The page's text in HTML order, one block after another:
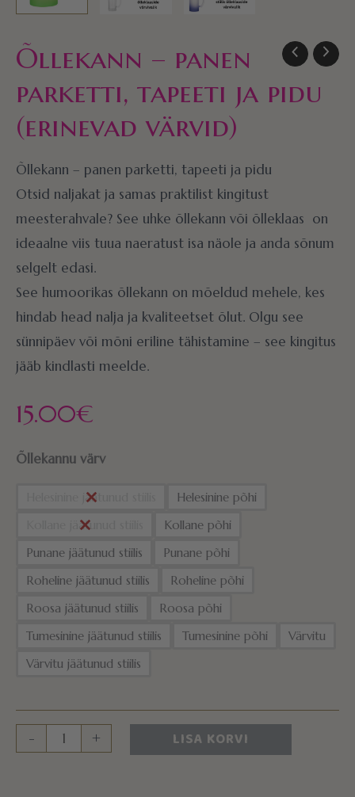
Õllekann – panen
parketti, tapeeti ja pidu
(erinevad värvid)
Õllekann – panen parketti, tapeeti ja pidu
Otsid naljakat ja samas praktilist kingitust
meesterahvale? See uhke õllekann või õlleklaas on
ideaalne viis tuua naeratust isa näole ja anda sõnum
selgelt edasi.
See humoorikas õllekann on mõeldud mehele, kes
hindab head nalja ja kvaliteetset õlut. Olgu see
sünnipäev või mõni eriline tähistamine – see kingitus
jääb kindlasti meelde.
15.00€
Õllekannu värv
Helesinine jäätunud stiilis
Helesinine põhi
Kollane jäätunud stiilis
Kollane põhi
Punane jäätunud stiilis
Punane põhi
Roheline jäätunud stiilis
Roheline põhi
Roosa jäätunud stiilis
Roosa põhi
Tumesinine jäätunud stiilis
Tumesinine põhi
Värvitu
Värvitu jäätunud stiilis
- + LISA KORVI